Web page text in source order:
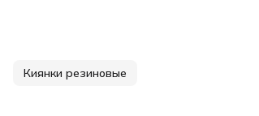
Киянки резиновые